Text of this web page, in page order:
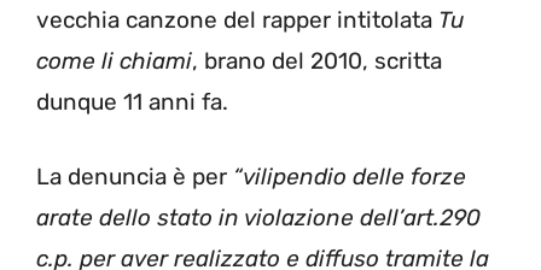
vecchia canzone del rapper intitolata Tu
come li chiami, brano del 2010, scritta
dunque 11 anni fa.
La denuncia è per “vilipendio delle forze
arate dello stato in violazione dell’art.290
c.p. per aver realizzato e diffuso tramite la